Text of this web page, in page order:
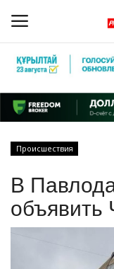
Главная
ПАВЛОДАРСКАЯ
Происшествия
В
объявить